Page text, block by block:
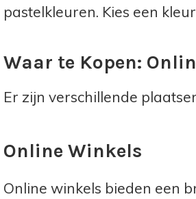
pastelkleuren. Kies een
Waar te Kopen:
Er zijn verschillende
Online Winkels
Online winkels bieden een